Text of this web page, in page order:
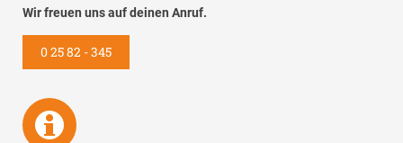
Wir freuen uns auf deinen Anruf.
0 25 82 - 345